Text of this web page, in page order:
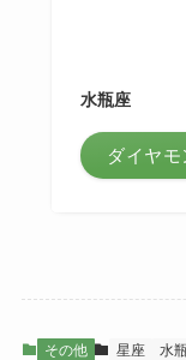
水瓶座
ダイヤ
その他 星座 水